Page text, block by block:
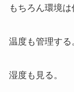
もちろん環境は
温度も管理する
湿度も見る。